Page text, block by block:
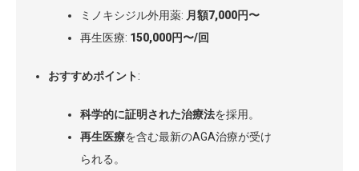
ミノキシジル外用薬: 月額7,000円〜
再生医療: 150,000円〜/回
おすすめポイント:
科学的に証明された治療法を採用。
再生医療を含む最新のAGA治療が受け
られる。